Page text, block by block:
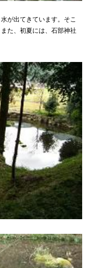
が出てきています。そこ
た、初夏には、石部神社